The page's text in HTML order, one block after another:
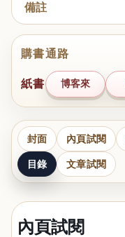
備註
購書通路
紙書 博客來
封面 內頁試閱
目錄 文章試閱
內頁試閱